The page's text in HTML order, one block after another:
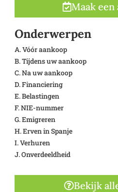
Maak een
Onderwerpen
A. Vóór aankoop
B. Tijdens uw aankoop
C. Na uw aankoop
D. Financiering
E. Belastingen
F. NIE-nummer
G. Emigreren
H. Erven in Spanje
I. Verhuren
J. Onverdeeldheid
Bekijk